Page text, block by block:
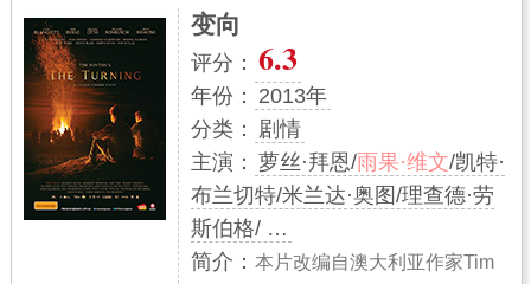
变向
评分： 6.3
年份： 2013年
分类： 剧情
主演： 萝丝·拜恩/雨果·维文/凯特·
布兰切特/米兰达·奥图/理查德·劳
斯伯格/ …
简介： 本片改编自澳大利亚作家Tim